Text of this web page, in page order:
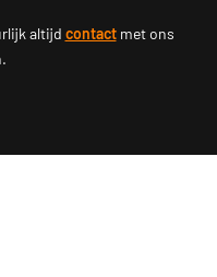
altijd contactmet ons